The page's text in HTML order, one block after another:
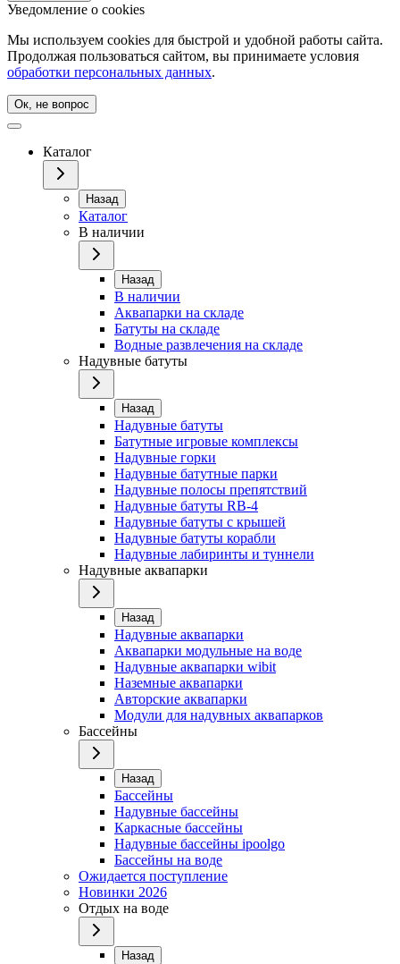
Уведомление о cookies
Мы используем cookies для быстрой и удобной работы сайта.
Продолжая пользоваться сайтом, вы принимаете условия
обработки персональных данных.
Ок, не вопрос
Каталог
Назад
Каталог
В наличии
Назад
В наличии
Аквапарки на складе
Батуты на складе
Водные развлечения на складе
Надувные батуты
Назад
Надувные батуты
Батутные игровые комплексы
Надувные горки
Надувные батутные парки
Надувные полосы препятствий
Надувные батуты RB-4
Надувные батуты с крышей
Надувные батуты корабли
Надувные лабиринты и туннели
Надувные аквапарки
Назад
Надувные аквапарки
Аквапарки модульные на воде
Надувные аквапарки wibit
Наземные аквапарки
Авторские аквапарки
Модули для надувных аквапарков
Бассейны
Назад
Бассейны
Надувные бассейны
Каркасные бассейны
Надувные бассейны ipoolgo
Бассейны на воде
Ожидается поступление
Новинки 2026
Отдых на воде
Назад